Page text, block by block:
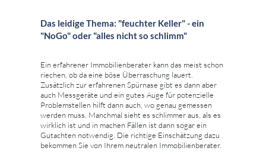
Das leidige Thema: "feuchter Keller" - ein
"NoGo" oder "alles nicht so schlimm"
Ein erfahrener Immobilienberater kann das meist schon
riechen, ob da eine böse Überraschung lauert.
Zusätzlich zur erfahrenen Spürnase gibt es dann aber
auch Messgeräte und ein gutes Auge für potenzielle
Problemstellen hilft dann auch, wo genau gemessen
werden muss. Manchmal sieht es schlimmer aus, als es
wirklich ist und in machen Fällen ist dann sogar ein
Gutachten notwendig. Die richtige Einschätzung dazu
bekommen Sie von Ihrem neutralen Immobilienberater.